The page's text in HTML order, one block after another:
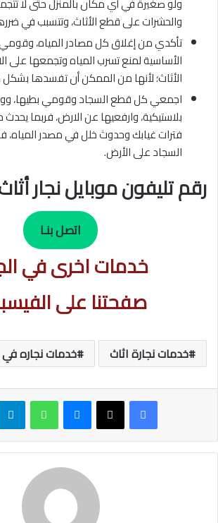
ولو صغيرة في أي مكان بالمنزل حتى لا
والحشرات على قطع الأثاث، وتتسبب في
تأكدي من إغلاق كل مصادر المياه،
الأساسية لمنع تسرب المياه وتجمعها على
الأثاث؛ لأنها من الممكن أن تفسدها بشكل
اجمعي كل قطع السجاد وقومي بطيها،
بلاستيكية، وارفعيها عن الارض، فربما
فترات غيابك وحدوث خلل في مصدر المياه،
السجاد على الأرض.
رقم تليفون موبايل نجار
اتصل بنـا
خدمات اخرى في
صفحتنا على
خدمات نجارة اثاث خدمات نجاره في
ماسنجر واتساب